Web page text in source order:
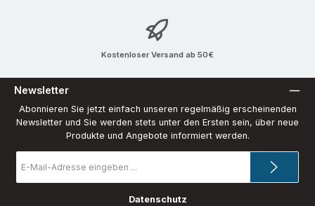
Kostenloser Versand ab 50€
Newsletter
Abonnieren Sie jetzt einfach unseren regelmäßig erscheinenden
Newsletter und Sie werden stets unter den Ersten sein, über neue
Produkte und Angebote informiert werden.
Mail-
*
Datenschutz